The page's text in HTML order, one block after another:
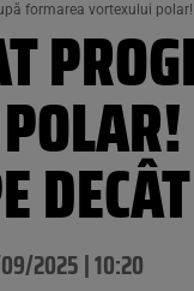
formarea vortexului
2025 | 10:20